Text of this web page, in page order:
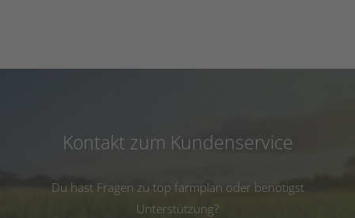
Kontakt zum Kundenservice
Du hast Fragen zu top farmplan oder benötigst
Unterstützung?